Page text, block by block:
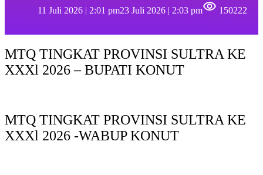
11 Juli 2026 | 2:01 pm23 Juli 2026 | 2:03 pm 150222
MTQ TINGKAT PROVINSI SULTRA KE
XXXl 2026 – BUPATI KONUT
MTQ TINGKAT PROVINSI SULTRA KE
XXXl 2026 -WABUP KONUT